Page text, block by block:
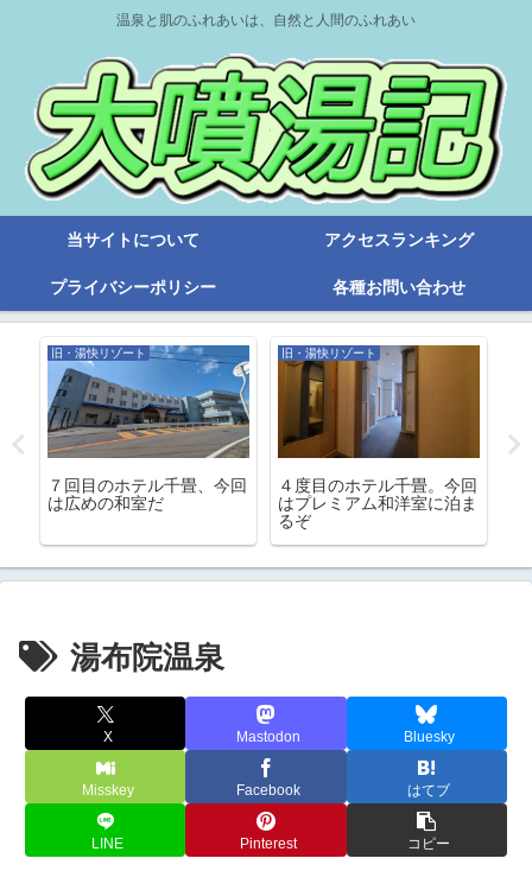
温泉と肌のふれあいは、自然と人間のふれあい
当サイトについて アクセスランキング
プライバシーポリシー 各種お問い合わせ
旧・湯快リゾート
７回目のホテル千畳、今回
は広めの和室だ
旧・湯快リゾート
４度目のホテル千畳。今回
はプレミアム和洋室に泊ま
るぞ
湯布院温泉
X Mastodon Bluesky
Misskey Facebook はてブ
LINE Pinterest コピー